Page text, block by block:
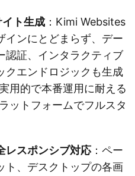
ト生成 ：Kimi Websites
インにとどまらず、デー
認証、インタラクティブ
クエンドロジックも生成
用的で本番運用に耐える
ットフォームでフルスタ
レスポンシブ対応：ペー
ト、デスクトップの各画